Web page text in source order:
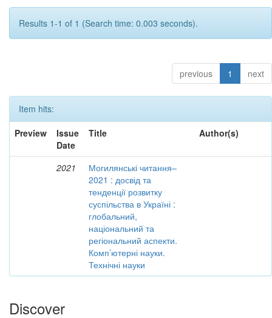
Results 1-1 of 1 (Search time: 0.003 seconds).
previous 1 next
Item hits:
Preview
Issue
Date
Title Author(s)
2021
Могилянські читання–
2021 : досвід та
тенденції розвитку
суспільства в Україні :
глобальний,
національний та
регіональний аспекти.
Комп’ютерні науки.
Технічні науки
Discover